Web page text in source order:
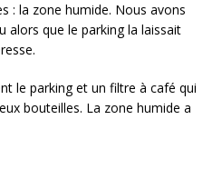
: la zone humide. Nous avons
alors que le parking la laissait
le parking et un filtre à café qui
bouteilles. La zone humide a